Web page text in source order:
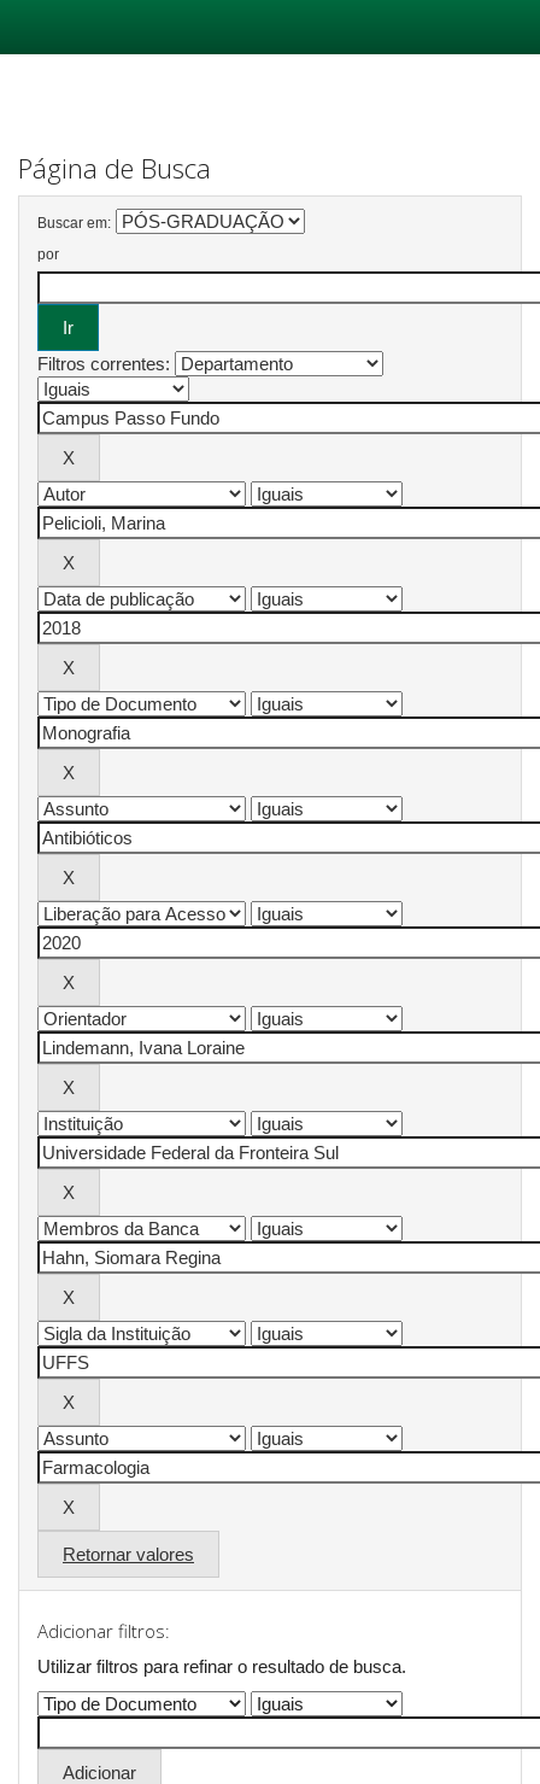
Página de Busca
Buscar em:
por
Filtros correntes:
Retornar valores
Adicionar filtros:
Utilizar filtros para refinar o resultado de busca.